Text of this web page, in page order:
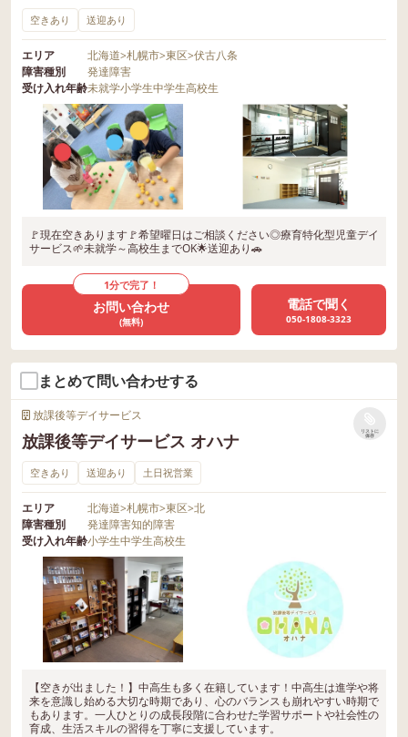
空きあり 送迎あり
エリア 北海道>札幌市>東区>伏古八条
障害種別
発達障害
受け入れ年齢未就学小学生中学生高校生
🚩現在空きあります🚩希望曜日はご相談ください◎療育特化型児童デイ
サービス🌱未就学～高校生までOK🌟送迎あり🚗
1分で完了！
お問い合わせ
(無料)
電話で聞く
050-1808-3323
まとめて問い合わせする
放課後等デイサービス
放課後等デイサービス オハナ
リストに
保存
空きあり 送迎あり 土日祝営業
エリア 北海道>札幌市>東区>北
障害種別
発達障害知的障害
受け入れ年齢小学生中学生高校生
【空きが出ました！】中高生も多く在籍しています！中高生は進学や将
来を意識し始める大切な時期であり、心のバランスも崩れやすい時期で
もあります。一人ひとりの成長段階に合わせた学習サポートや社会性の
育成、生活スキルの習得を丁寧に支援しています。